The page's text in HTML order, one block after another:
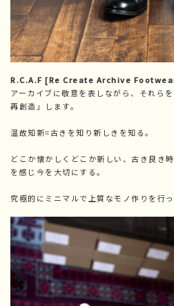
R.C.A.F [Re Create Archive
アーカイブに敬意を表しながら、それ
再創造」します。
温故知新=古きを知り新しきを知る。
どこか懐かしくどこか新しい、古き良き
を感じ今を大切にする。
究極的にミニマルで上質なモノ作りを行っ